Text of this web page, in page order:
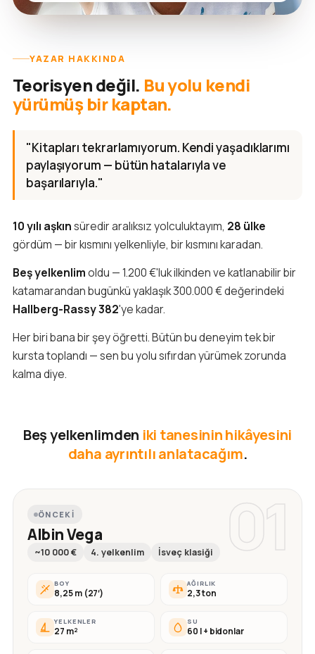
YAZAR HAKKINDA
Teorisyen değil. Bu yolu kendi
yürümüş bir kaptan.
"Kitapları tekrarlamıyorum. Kendi yaşadıklarımı
paylaşıyorum — bütün hatalarıyla ve
başarılarıyla."
10 yılı aşkınsüredir aralıksız yolculuktayım, 28 ülke
gördüm — bir kısmını yelkenliyle, bir kısmını karadan.
Beş yelkenlimoldu — 1.200 €'luk ilkinden ve katlanabilir bir
katamarandan bugünkü yaklaşık 300.000 € değerindeki
Hallberg-Rassy 382'ye kadar.
Her biri bana bir şey öğretti. Bütün bu deneyim tek bir
kursta toplandı — sen bu yolu sıfırdan yürümek zorunda
kalma diye.
Beş yelkenlimden iki tanesinin hikâyesini
daha ayrıntılı anlatacağım.
01
ÖNCEKI
Albin Vega
~10 000 € 4. yelkenlim İsveç klasiği
BOY
8,25 m (27′)
AĞIRLIK
2,3 ton
YELKENLER
27 m²
SU
60 l + bidonlar